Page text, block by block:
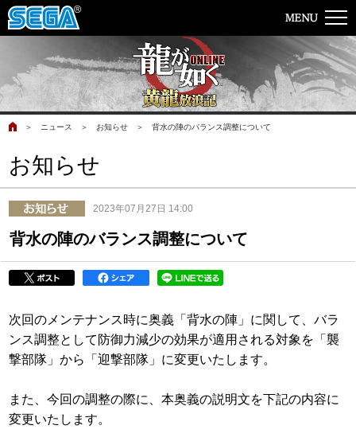
＞ ニュース ＞ お知らせ ＞ 背水の陣のバランス調整について
お知らせ
2023年07月27日 14:00
背水の陣のバランス調整について
次回のメンテナンス時に奥義「背水の陣」に関して、バラ
ンス調整として防御力減少の効果が適用される対象を「襲
撃部隊」から「迎撃部隊」に変更いたします。
また、今回の調整の際に、本奥義の説明文を下記の内容に
変更いたします。